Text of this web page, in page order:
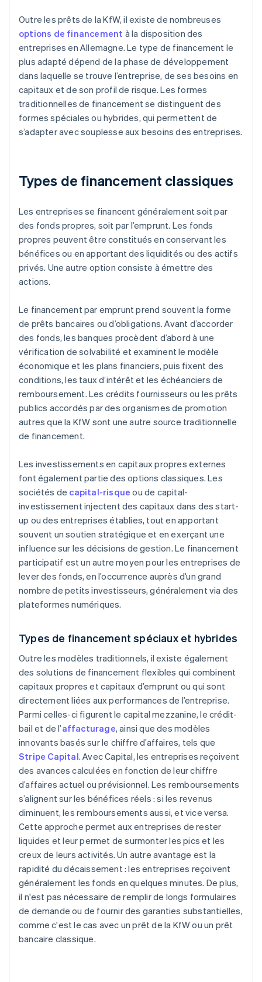
Outre les prêts de la KfW, il existe de nombreuses
options de financement à la disposition des
entreprises en Allemagne. Le type de financement le
plus adapté dépend de la phase de développement
dans laquelle se trouve l’entreprise, de ses besoins en
capitaux et de son profil de risque. Les formes
traditionnelles de financement se distinguent des
formes spéciales ou hybrides, qui permettent de
s’adapter avec souplesse aux besoins des entreprises.
Types de financement classiques
Les entreprises se financent généralement soit par
des fonds propres, soit par l’emprunt. Les fonds
propres peuvent être constitués en conservant les
bénéfices ou en apportant des liquidités ou des actifs
privés. Une autre option consiste à émettre des
actions.
Le financement par emprunt prend souvent la forme
de prêts bancaires ou d’obligations. Avant d’accorder
des fonds, les banques procèdent d’abord à une
vérification de solvabilité et examinent le modèle
économique et les plans financiers, puis fixent des
conditions, les taux d’intérêt et les échéanciers de
remboursement. Les crédits fournisseurs ou les prêts
publics accordés par des organismes de promotion
autres que la KfW sont une autre source traditionnelle
de financement.
Les investissements en capitaux propres externes
font également partie des options classiques. Les
sociétés de capital-risque ou de capital-
investissement injectent des capitaux dans des start-
up ou des entreprises établies, tout en apportant
souvent un soutien stratégique et en exerçant une
influence sur les décisions de gestion. Le financement
participatif est un autre moyen pour les entreprises de
lever des fonds, en l’occurrence auprès d’un grand
nombre de petits investisseurs, généralement via des
plateformes numériques.
Types de financement spéciaux et hybrides
Outre les modèles traditionnels, il existe également
des solutions de financement flexibles qui combinent
capitaux propres et capitaux d’emprunt ou qui sont
directement liées aux performances de l’entreprise.
Parmi celles-ci figurent le capital mezzanine, le crédit-
bail et de l’affacturage, ainsi que des modèles
innovants basés sur le chiffre d’affaires, tels que
Stripe Capital. Avec Capital, les entreprises reçoivent
des avances calculées en fonction de leur chiffre
d’affaires actuel ou prévisionnel. Les remboursements
s’alignent sur les bénéfices réels : si les revenus
diminuent, les remboursements aussi, et vice versa.
Cette approche permet aux entreprises de rester
liquides et leur permet de surmonter les pics et les
creux de leurs activités. Un autre avantage est la
rapidité du décaissement : les entreprises reçoivent
généralement les fonds en quelques minutes. De plus,
il n'est pas nécessaire de remplir de longs formulaires
de demande ou de fournir des garanties substantielles,
comme c'est le cas avec un prêt de la KfW ou un prêt
bancaire classique.